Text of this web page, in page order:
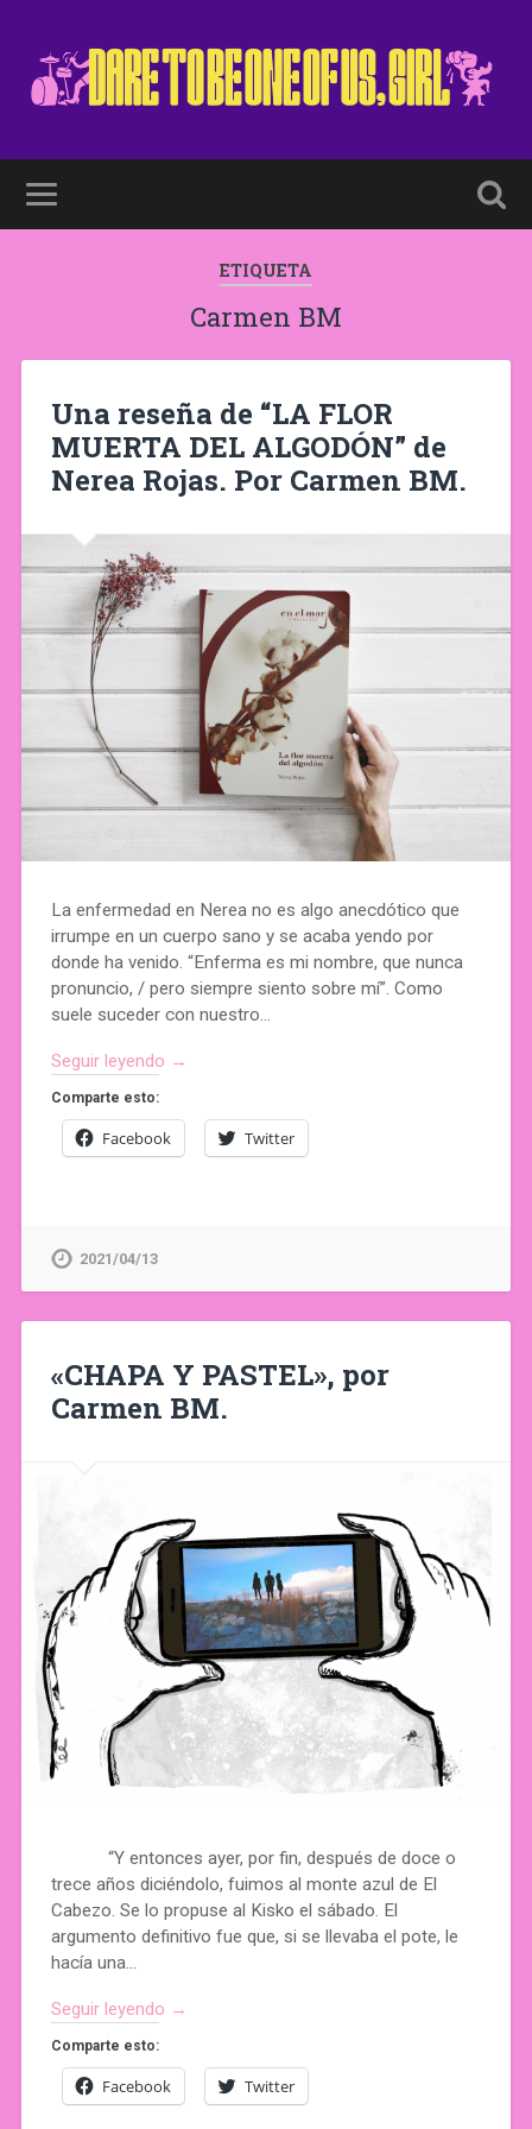
ETIQUETA
Carmen BM
Una reseña de “LA FLOR
MUERTA DEL ALGODÓN” de
Nerea Rojas. Por Carmen BM.
La enfermedad en Nerea no es algo anecdótico que
irrumpe en un cuerpo sano y se acaba yendo por
donde ha venido. “Enferma es mi nombre, que nunca
pronuncio, / pero siempre siento sobre mí”. Como
suele suceder con nuestro…
Seguir leyendo →
Comparte esto:
Facebook Twitter
2021/04/13
«CHAPA Y PASTEL», por
Carmen BM.
“Y entonces ayer, por fin, después de doce o
trece años diciéndolo, fuimos al monte azul de El
Cabezo. Se lo propuse al Kisko el sábado. El
argumento definitivo fue que, si se llevaba el pote, le
hacía una…
Seguir leyendo →
Comparte esto:
Facebook Twitter